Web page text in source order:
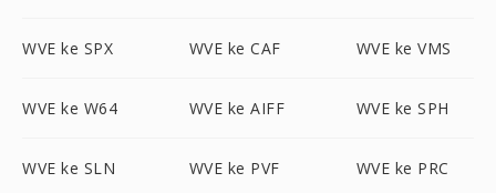
WVE ke SPX WVE ke CAF WVE ke VMS
WVE ke W64 WVE ke AIFF WVE ke SPH
WVE ke SLN WVE ke PVF WVE ke PRC